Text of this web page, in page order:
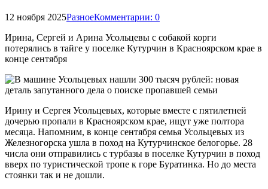
12 ноября 2025РазноеКомментарии: 0
Ирина, Сергей и Арина Усольцевы с собакой корги
потерялись в тайге у поселке Кутурчин в Красноярском крае в
конце сентября
Ирину и Сергея Усольцевых, которые вместе с пятилетней
дочерью пропали в Красноярском крае, ищут уже полтора
месяца. Напомним, в конце сентября семья Усольцевых из
Железногорска ушла в поход на Кутурчинское белогорье. 28
числа они отправились с турбазы в поселке Кутурчин в поход
вверх по туристической тропе к горе Буратинка. Но до места
стоянки так и не дошли.